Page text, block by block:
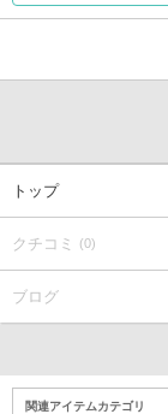
トップ
クチコミ (0)
ブログ
関連アイテムカテゴリ